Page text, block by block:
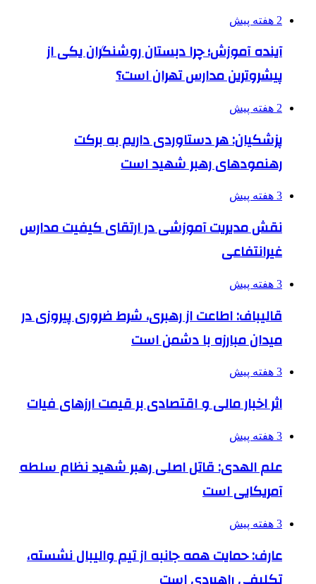
2 هفته پیش
آینده آموزش؛ چرا دبستان روشنگران یکی از
پیشروترین مدارس تهران است؟
2 هفته پیش
پزشکیان: هر دستاوردی داریم به برکت
رهنمودهای رهبر شهید است
3 هفته پیش
نقش مدیریت آموزشی در ارتقای کیفیت مدارس
غیرانتفاعی
3 هفته پیش
قالیباف: اطاعت از رهبری، شرط ضروری پیروزی در
میدان مبارزه با دشمن است
3 هفته پیش
اثر اخبار مالی و اقتصادی بر قیمت ارزهای فیات
3 هفته پیش
علم الهدی: قاتل اصلی رهبر شهید نظام سلطه
آمریکایی است
3 هفته پیش
عارف: حمایت همه جانبه از تیم والیبال نشسته،